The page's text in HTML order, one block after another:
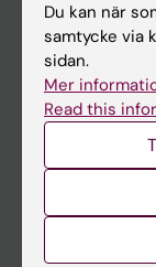
Kurs- och
Student på KI
Medarbetare
Kontakta och
Du kan när
samtycke via
sidan.
Mer
Read this